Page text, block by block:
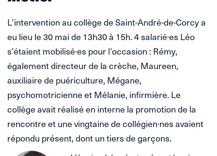
L’intervention au collège de Saint-André-de-Corcy a
eu lieu le 30 mai de 13h30 à 15h. 4 salarié·es Léo
s’étaient mobilisé·es pour l’occasion : Rémy,
également directeur de la crèche, Maureen,
auxiliaire de puériculture, Mégane,
psychomotricienne et Mélanie, infirmière. Le
collège avait réalisé en interne la promotion de la
rencontre et une vingtaine de collégien·nes avaient
répondu présent, dont un tiers de garçons.